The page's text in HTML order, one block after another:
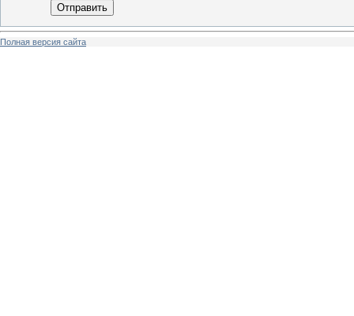
Отправить
Полная версия сайта